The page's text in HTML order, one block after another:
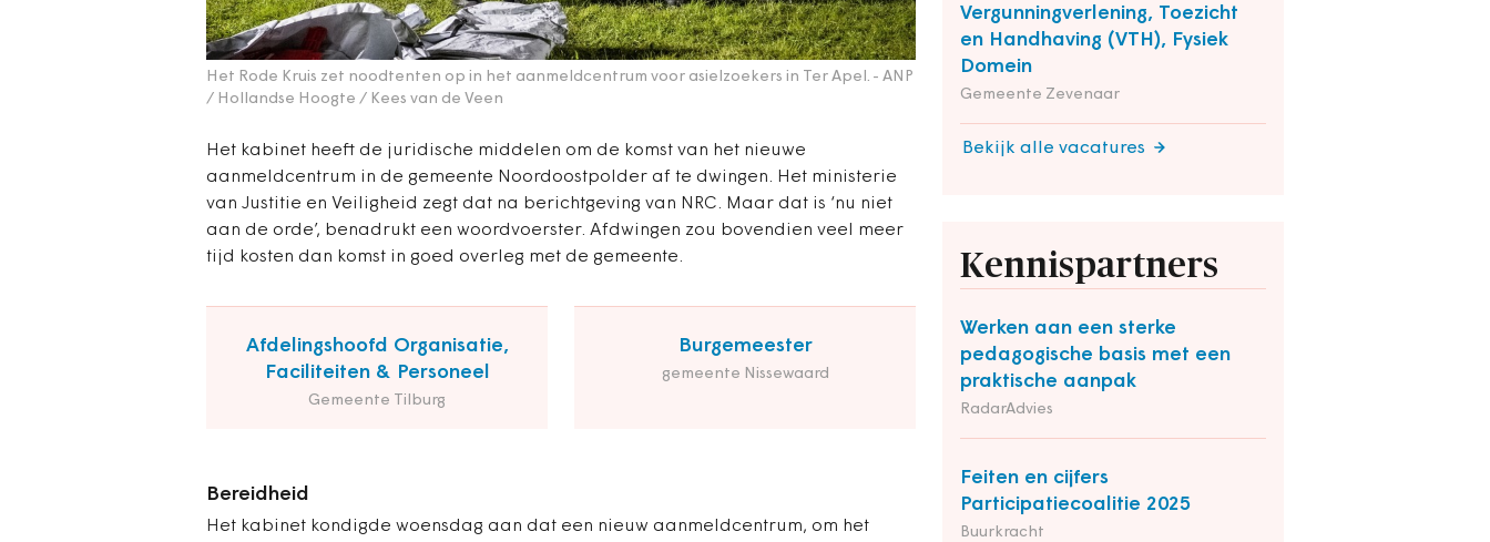
Het Rode Kruis zet noodtenten op in het aanmeldcentrum voor asielzoekers in Ter Apel. - ANP
/ Hollandse Hoogte / Kees van de Veen
Het kabinet heeft de juridische middelen om de komst van het nieuwe
aanmeldcentrum in de gemeente Noordoostpolder af te dwingen. Het ministerie
van Justitie en Veiligheid zegt dat na berichtgeving van NRC. Maar dat is ‘nu niet
aan de orde’, benadrukt een woordvoerster. Afdwingen zou bovendien veel meer
tijd kosten dan komst in goed overleg met de gemeente.
Afdelingshoofd Organisatie,
Faciliteiten & Personeel
Gemeente Tilburg
Burgemeester
gemeente Nissewaard
Bereidheid
Het kabinet kondigde woensdag aan dat een nieuw aanmeldcentrum, om het
Vergunningverlening, Toezicht
en Handhaving (VTH), Fysiek
Domein
Gemeente Zevenaar
Bekijk alle vacatures
Kennispartners
Werken aan een sterke
pedagogische basis met een
praktische aanpak
RadarAdvies
Feiten en cijfers
Participatiecoalitie 2025
Buurkracht